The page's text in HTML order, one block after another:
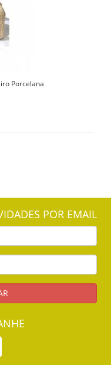
Porcelana
POR EMAIL